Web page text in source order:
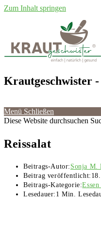
Zum Inhalt springen
Krautgeschwister
Menü Schließen
Diese Website durchsuchen
Reissalat
Beitrags-Autor: Sonja M.
Beitrag veröffentlicht:
Beitrags-Kategorie:
Lesedauer: 1 Min.